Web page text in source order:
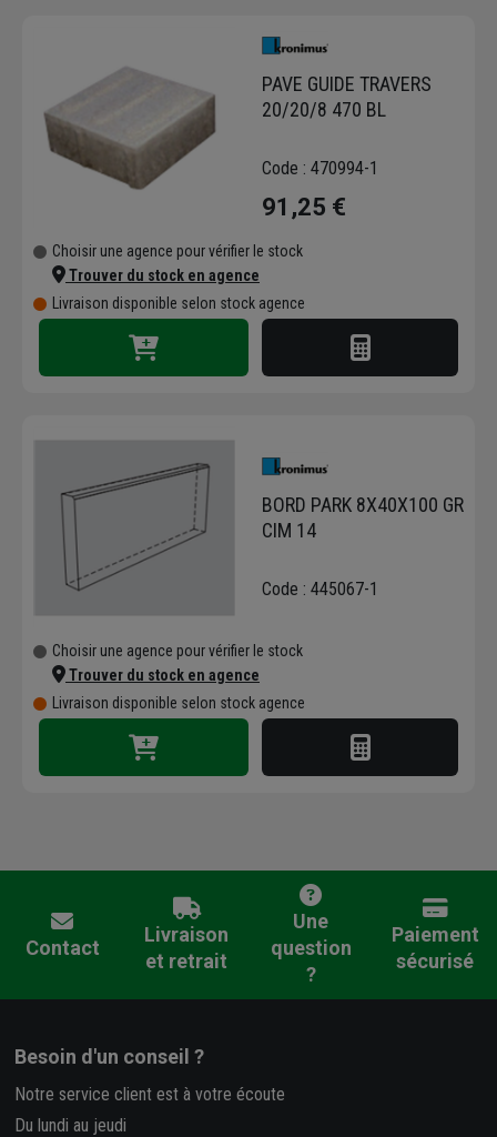
PAVE GUIDE TRAVERS
20/20/8 470 BL
Code : 470994-1
91,25 €
Choisir une agence pour vérifier le stock
Trouver du stock en agence
Livraison disponible selon stock agence
BORD PARK 8X40X100 GR
CIM 14
Code : 445067-1
Choisir une agence pour vérifier le stock
Trouver du stock en agence
Livraison disponible selon stock agence
Contact
Livraison
et retrait
Une
question
?
Paiement
sécurisé
Besoin d'un conseil ?
Notre service client est à votre écoute
Du lundi au jeudi